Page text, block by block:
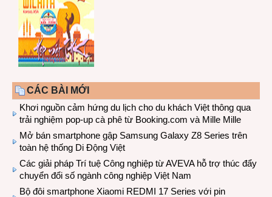
CÁC BÀI MỚI
Khơi nguồn cảm hứng du lịch cho du khách Việt thông qua
trải nghiệm pop-up cà phê từ Booking.com và Mille Mille
Mở bán smartphone gập Samsung Galaxy Z8 Series trên
toàn hệ thống Di Động Việt
Các giải pháp Trí tuệ Công nghiệp từ AVEVA hỗ trợ thúc đẩy
chuyển đổi số ngành công nghiệp Việt Nam
Bộ đôi smartphone Xiaomi REDMI 17 Series với pin